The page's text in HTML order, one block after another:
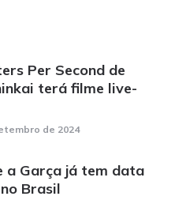
Per Second de
terá filme live-
de 2024
a Garça já tem data
Brasil